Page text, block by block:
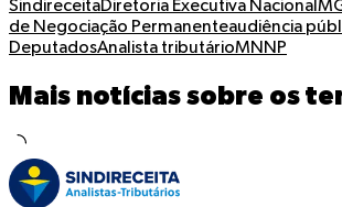
SindireceitaDiretoria Executiva Nacional
de Negociação Permanenteaudiência
DeputadosAnalista tributárioMNNP
Mais notícias sobre os